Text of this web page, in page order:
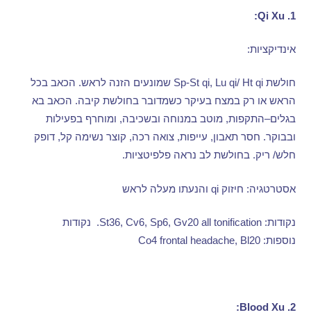
1. Qi Xu:
אינדיקציות:
חולשתSp-St qi, Lu qi/ Ht qi שמונעים הזנה לראש. הכאב בכל
הראש או רק במצח בעיקר כשמדובר בחולשת קיבה. הכאב בא
בגלים–התקפות, מוטב במנוחה ובשכיבה, ומוחרף בפעילות
ובבוקר. חסר תאבון, עייפות,צואה רכה, קוצר נשימה קל,דופק
חלש/ ריק. בחולשת לב נראה פלפיטציות.
אסטרטגיה: חיזוקqi והנעתו מעלה לראש
נקודות: St36, Cv6, Sp6, Gv20 all tonification.
נקודות
נוספות: Co4 frontal headache, Bl20
2. Blood Xu: